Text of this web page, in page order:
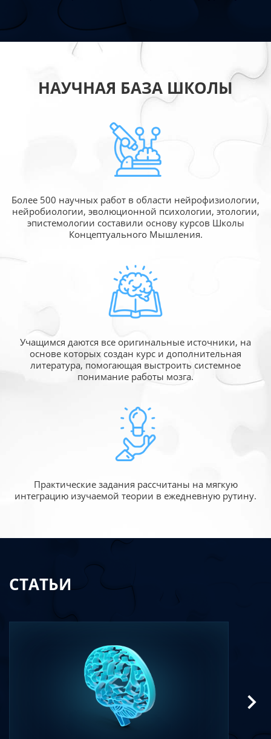
НАУЧНАЯ БАЗА ШКОЛЫ
Более 500 научных работ в области нейрофизиологии,
нейробиологии, эволюционной психологии, этологии,
эпистемологии составили основу курсов Школы
Концептуального Мышления.
Учащимся даются все оригинальные источники, на
основе которых создан курс и дополнительная
литература, помогающая выстроить системное
понимание работы мозга.
Практические задания рассчитаны на мягкую
интеграцию изучаемой теории в ежедневную рутину.
СТАТЬИ